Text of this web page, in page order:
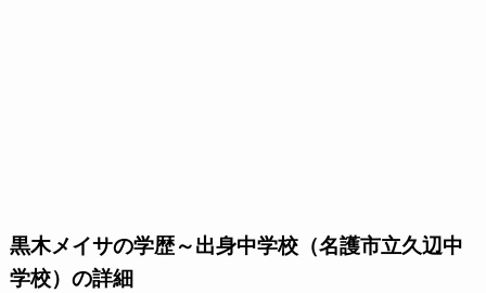
黒木メイサの学歴～出身中学校（名護市立久辺中
学校）の詳細